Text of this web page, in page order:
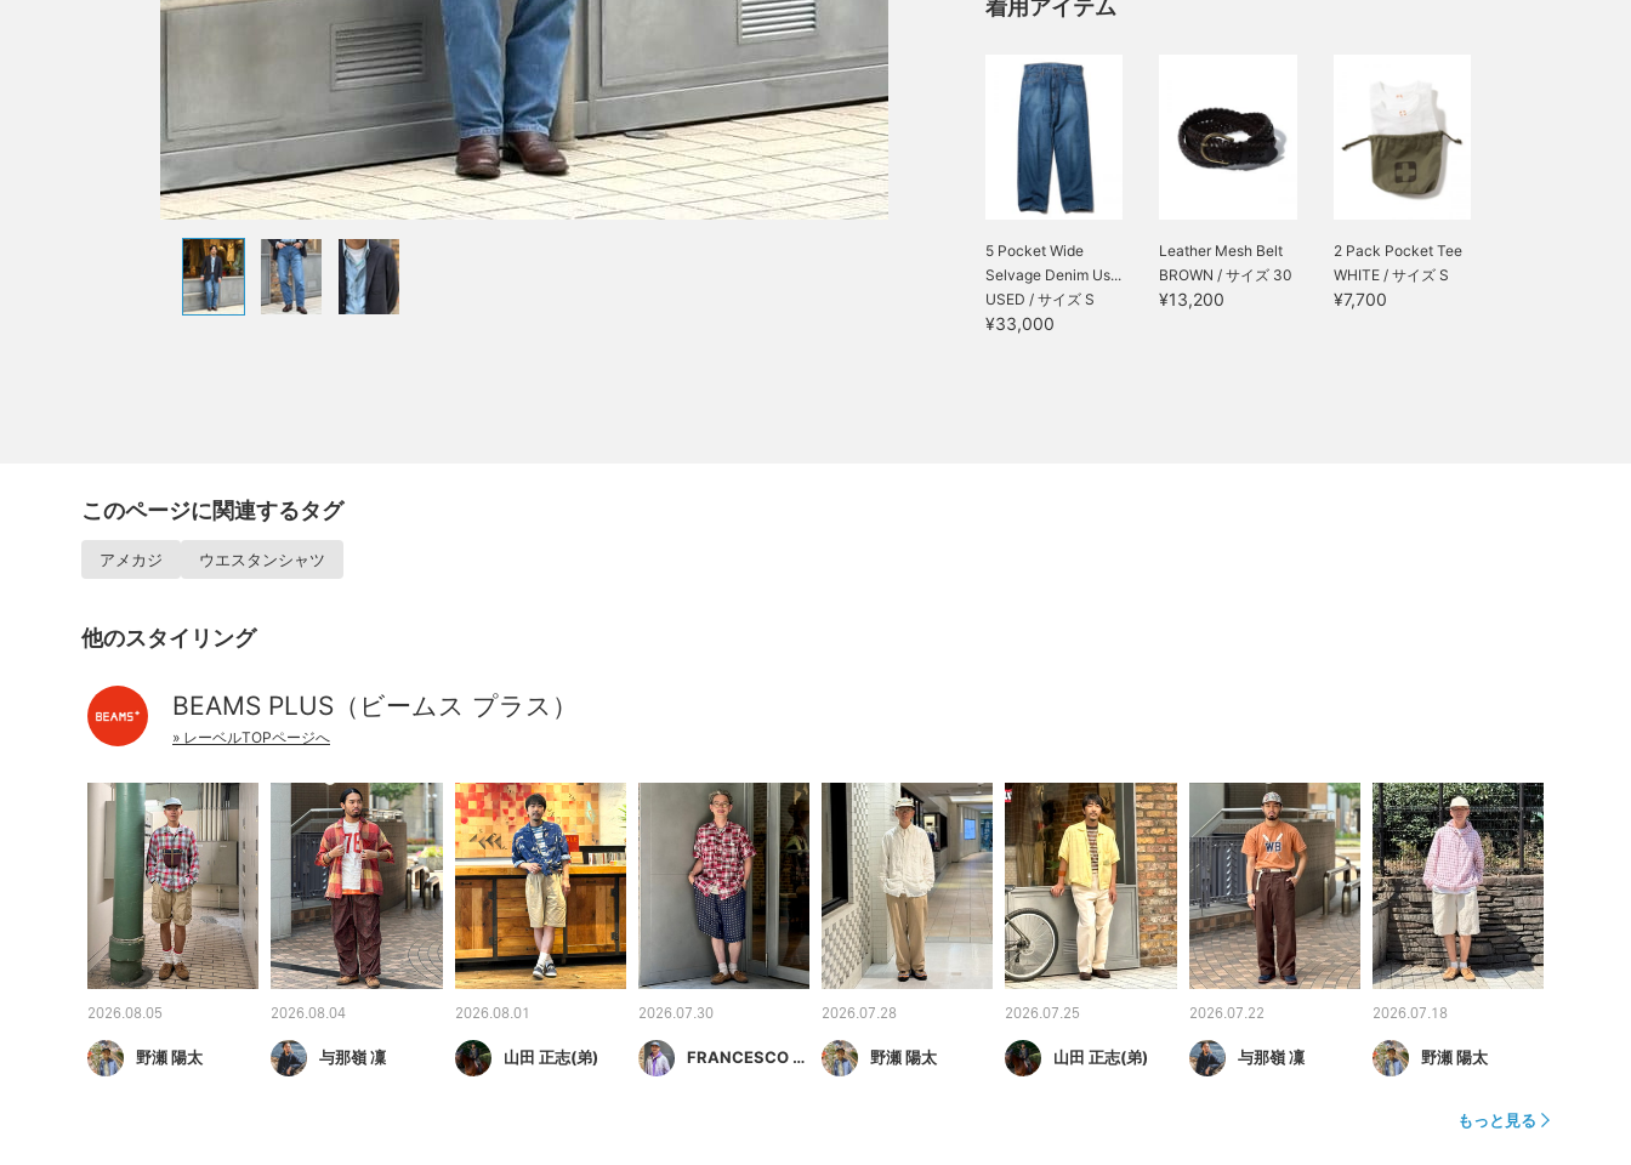
着用アイテム
5 Pocket Wide
Selvage Denim Us...
USED / サイズ S
¥33,000
Leather Mesh Belt
BROWN / サイズ 30
¥13,200
2 Pack Pocket Tee
WHITE / サイズ S
¥7,700
このページに関連するタグ
アメカジ ウエスタンシャツ
他のスタイリング
BEAMS PLUS（ビームス プラス）
» レーベルTOPページへ
2026.08.05
野瀬 陽太
2026.08.04
与那嶺 凜
2026.08.01
山田 正志(弟)
2026.07.30
FRANCESCO TAGUCCI（フランチェスコ タグッチ）
2026.07.28
野瀬 陽太
2026.07.25
山田 正志(弟)
2026.07.22
与那嶺 凜
2026.07.18
野瀬 陽太
もっと見る